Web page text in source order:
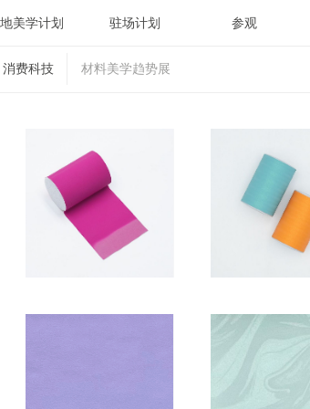
消费科技 材料美学趋势展
美学计划 驻场计划 参观